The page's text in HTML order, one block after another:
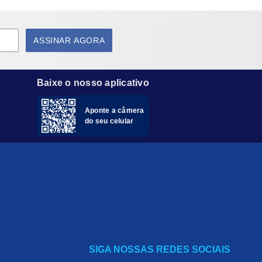
encaixado. Em seguida, ajuste o
extra de acordo com a sua necessidade.
ASSINAR AGORA
Baixe o nosso aplicativo
Aponte a câmera
do seu celular
SIGA NOSSAS REDES SOCIAIS